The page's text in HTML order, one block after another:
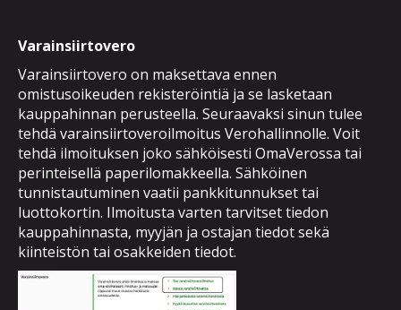
Varainsiirtovero
Varainsiirtovero on maksettava ennen
omistusoikeuden rekisteröintiä ja se lasketaan
kauppahinnan perusteella. Seuraavaksi sinun tulee
tehdä varainsiirtoveroilmoitus Verohallinnolle. Voit
tehdä ilmoituksen joko sähköisesti OmaVerossa tai
perinteisellä paperilomakkeella. Sähköinen
tunnistautuminen vaatii pankkitunnukset tai
luottokortin. Ilmoitusta varten tarvitset tiedon
kauppahinnasta, myyjän ja ostajan tiedot sekä
kiinteistön tai osakkeiden tiedot.